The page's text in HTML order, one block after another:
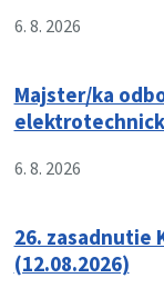
6. 8. 2026
Majster/ka
6. 8. 2026
26. zasadnutie
(12.08.2026)